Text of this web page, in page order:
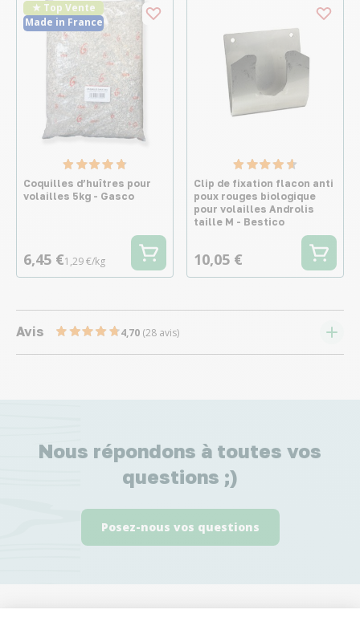
★ Top Vente
Made in France
Coquilles d’huîtres pour
volailles 5kg - Gasco
6,45 €1,29 €/kg
Clip de fixation flacon anti
poux rouges biologique
pour volailles Androlis
taille M - Bestico
10,05 €
Avis 4,70 (28 avis)
Nous répondons à toutes vos
questions ;)
Posez-nous vos questions